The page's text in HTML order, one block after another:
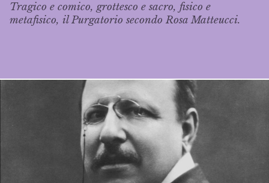
Tragico e comico, grottesco e sacro, fisico e
metafisico, il Purgatorio secondo Rosa Matteucci.